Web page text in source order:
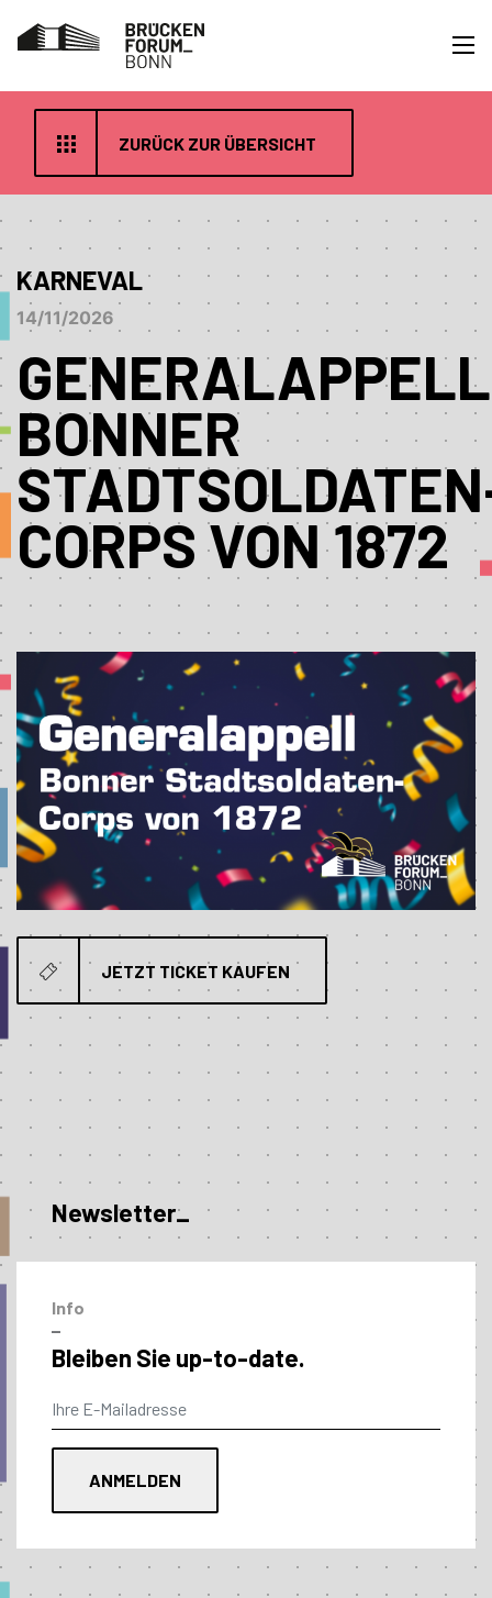
ZURÜCK ZUR ÜBERSICHT
KARNEVAL
14/11/2026
GENERALAPPELL
BONNER
CORPS VON 1872
JETZT TICKET KAUFEN
Newsletter_
Info
–
Bleiben Sie up-to-date.